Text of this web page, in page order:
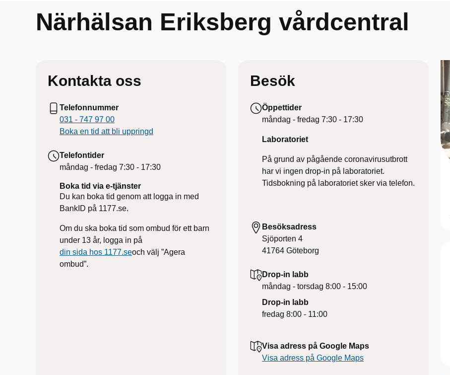
Närhälsan Eriksberg vårdcentral
Kontakta oss
Telefonnummer
031 - 747 97 00
Boka en tid att bli uppringd
Telefontider
måndag - fredag 7:30 - 17:30
Boka tid via e-tjänster
Du kan boka tid genom att logga in med
BankID på 1177.se.
Om du ska boka tid som ombud för ett barn
under 13 år, logga in på
din sida hos 1177.seoch välj ”Agera
ombud”.
Besök
Öppettider
måndag - fredag 7:30 - 17:30
Laboratoriet
På grund av pågående coronavirusutbrott
har vi ingen drop-in på laboratoriet.
Tidsbokning på laboratoriet sker via telefon.
Besöksadress
Sjöporten 4
41764 Göteborg
Drop-in labb
måndag - torsdag 8:00 - 15:00
Drop-in labb
fredag 8:00 - 11:00
Visa adress på Google Maps
Visa adress på Google Maps